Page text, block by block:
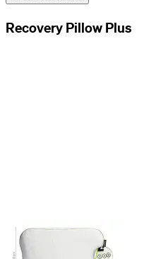
Recovery Pillow Plus
60 x 40 x 6-13 cm